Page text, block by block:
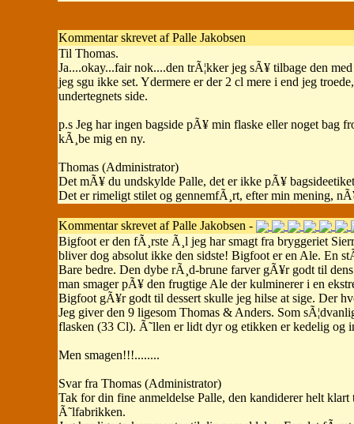
Kommentar skrevet af Palle Jakobsen
Til Thomas.
Ja....okay...fair nok....den trÃ¦kker jeg sÃ¥ tilbage den
jeg sgu ikke set. Ydermere er der 2 cl mere i end jeg
undertegnets side.
p.s Jeg har ingen bagside pÃ¥ min flaske eller noget bag
kÃ¸be mig en ny.
Thomas (Administrator)
Det mÃ¥ du undskylde Palle, det er ikke pÃ¥
Det er rimeligt stilet og gennemfÃ¸rt, efter min mening,
Kommentar skrevet af Palle Jakobsen -
Bigfoot er den fÃ¸rste Ã¸l jeg har smagt fra bryggeriet
bliver dog absolut ikke den sidste! Bigfoot er en Ale. En
Bare bedre. Den dybe rÃ¸d-brune farver gÃ¥r godt til
man smager pÃ¥ den frugtige Ale der kulminerer i en
Bigfoot gÃ¥r godt til dessert skulle jeg hilse at sige. Der
Jeg giver den 9 ligesom Thomas & Anders. Som
flasken (33 Cl). Ã˜llen er lidt dyr og etikken er kedelig og
Men smagen!!!........
Svar fra Thomas (Administrator)
Tak for din fine anmeldelse Palle, den kandiderer helt
Ã˜lfabrikken.